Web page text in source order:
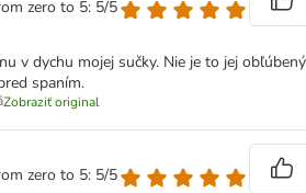
zero to 5: 5/5
v dychu mojej sučky. Nie je to jej obľúbený
spaním.
Zobraziť original
zero to 5: 5/5